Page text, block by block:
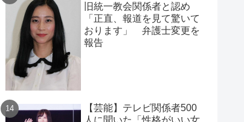
旧統一教会関係者と認め
「正直、報道を見て驚いて
おります」 弁護士変更を
報告
【芸能】テレビ関係者500